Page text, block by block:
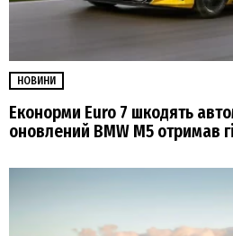
НОВИНИ
Еконорми Euro 7 шкодять
оновлений BMW M5 отримав